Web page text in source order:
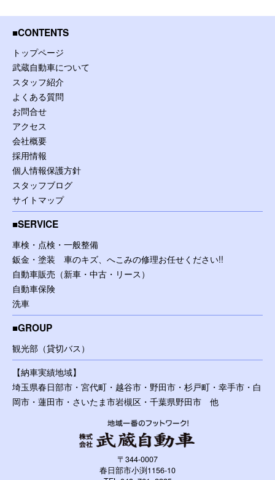
CONTENTS
トップページ
武蔵自動車について
スタッフ紹介
よくある質問
お問合せ
アクセス
会社概要
採用情報
個人情報保護方針
スタッフブログ
サイトマップ
SERVICE
車検・点検・一般整備
鈑金・塗装 車のキズ、へこみの修理お任せください!!
自動車販売（新車・中古・リース）
自動車保険
洗車
GROUP
観光部（貸切バス）
【納車実績地域】
埼玉県春日部市・宮代町・越谷市・野田市・杉戸町・幸手市・白
岡市・蓮田市・さいたま市岩槻区・千葉県野田市 他
〒344-0007
春日部市小渕1156-10